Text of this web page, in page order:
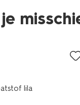
lila